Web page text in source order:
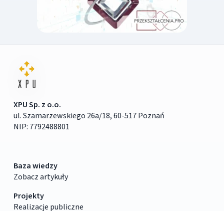
XPU Sp. z o.o.
ul. Szamarzewskiego 26a/18, 60-517 Poznań
NIP: 7792488801
Baza wiedzy
Zobacz artykuły
Projekty
Realizacje publiczne